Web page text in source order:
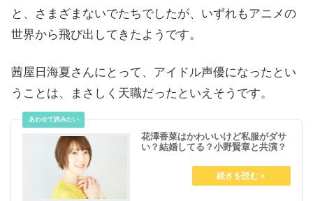
と、さまざまないでたちでしたが、いずれもアニメの
世界から飛び出してきたようです。
茜屋日海夏さんにとって、アイドル声優になったとい
うことは、まさしく天職だったといえそうです。
花澤香菜はかわいいけど私服がダサ
い？結婚してる？小野賢章と共演？